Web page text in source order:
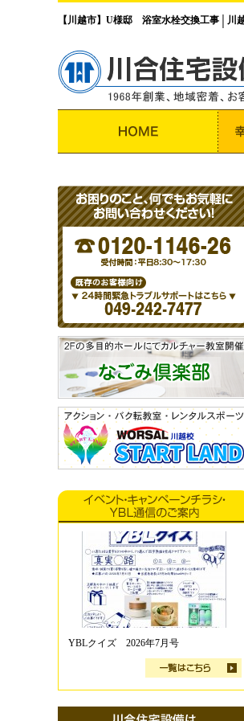
【川越市】U様邸 浴室水栓交換工事 川
YBLクイズ 2026年7月号